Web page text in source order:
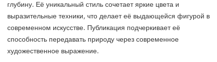
глубину. Её уникальный стиль сочетает яркие цвета и
выразительные техники, что делает её выдающейся фигурой в
современном искусстве. Публикация подчеркивает её
способность передавать природу через современное
художественное выражение.